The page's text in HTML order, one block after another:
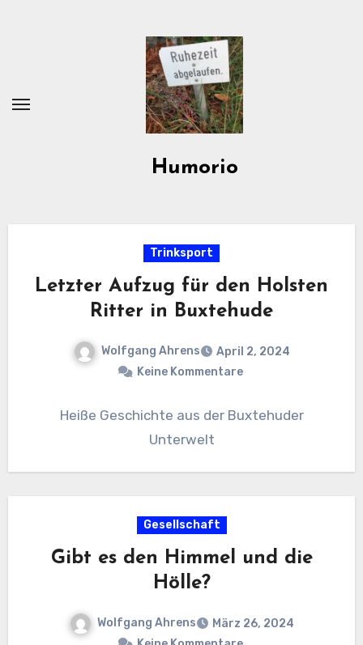
Humorio
Trinksport
Letzter Aufzug für den Holsten
Ritter in Buxtehude
Wolfgang Ahrens
April 2, 2024
Keine Kommentare
Heiße Geschichte aus der Buxtehuder
Unterwelt
Gesellschaft
Gibt es den Himmel und die
Hölle?
Wolfgang Ahrens
März 26, 2024